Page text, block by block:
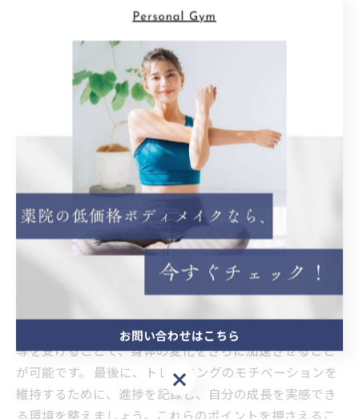
パーソナルトレーニングの秘訣：専門家のアドバ
イスに耳を傾けよう
パーソナルトレーニングを通じて理想の身体を手に入れ
るためには、専門家のアドバイスが不可欠です。まず、
個々の目標や体質をしっかりと分析することから始まり
ます。専門のトレーナーは、あなたに最適なトレーニン
グプログラムを設計し、効果的な運動方法を指導してく
れます。トレーニングの際には、正しいフォームや適切
な負荷が重要です。これにより、怪我のリスクを減ら
し、より効率的に筋肉を鍛えることができます。 また、
栄養面にも注意を払いましょう。トレーニングの効果を
栄養素を摂取することが大切です。専門家からの栄養指
導を受けることで、身体の変化をさらに加速させること
が可能です。 最後に、トレーニングのモチベーションを
維持するために、進捗を記録し、自分の成長を実感でき
る環境を整えましょう。これらのポイントを押さえるこ
お問い合わせはこちら
お問い合わせはこちら